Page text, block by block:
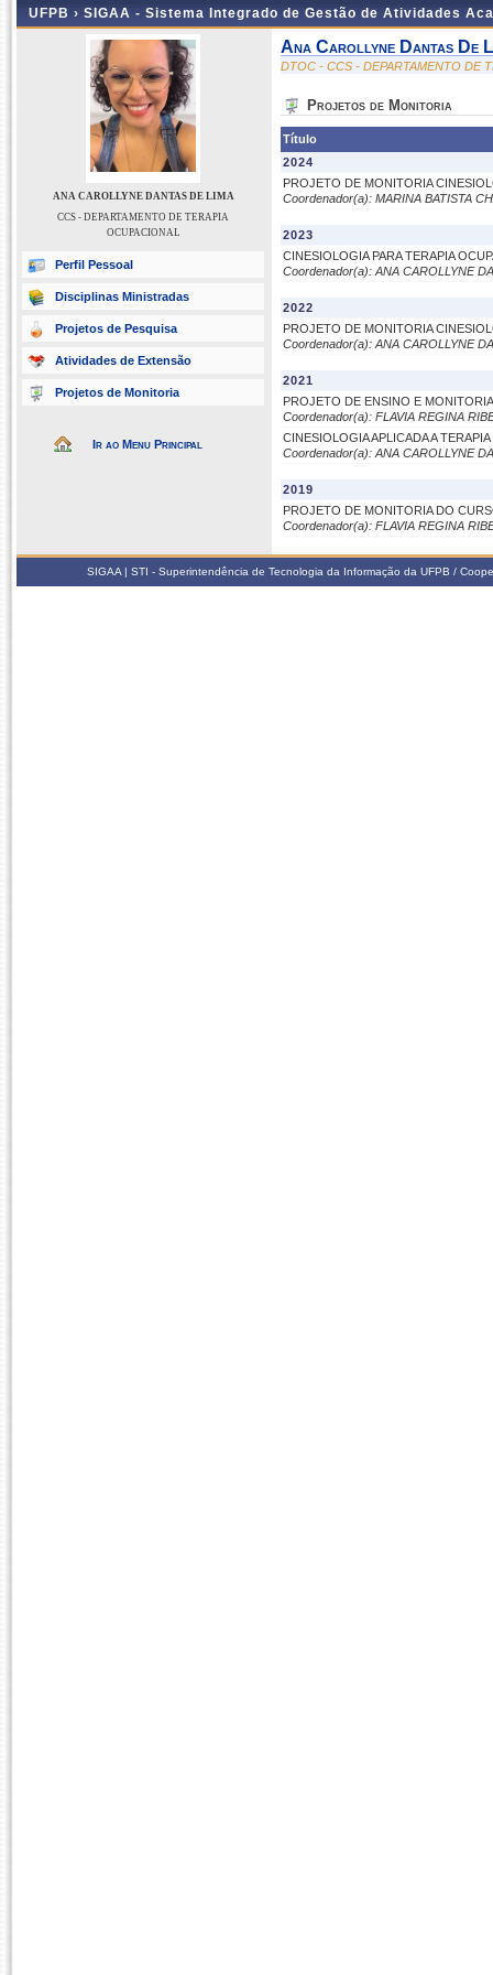
UFPB › SIGAA - Sistema Integrado de Gestão de Atividades
ANA CAROLLYNE DANTAS DE LIMA
CCS - DEPARTAMENTO DE TERAPIA
OCUPACIONAL
Perfil Pessoal
Disciplinas Ministradas
Projetos de Pesquisa
Atividades de Extensão
Projetos de Monitoria
Ir ao Menu Principal
Ana Carollyne Dantas De
DTOC - CCS - DEPARTAMENTO DE
Projetos de Monitoria
Título
2024
PROJETO DE MONITORIA
Coordenador(a): MARINA BATISTA
2023
CINESIOLOGIA PARA TERAPIA
Coordenador(a): ANA CAROLLYNE
2022
PROJETO DE MONITORIA
Coordenador(a): ANA CAROLLYNE
2021
PROJETO DE ENSINO E
Coordenador(a): FLAVIA REGINA
CINESIOLOGIA APLICADA A
Coordenador(a): ANA CAROLLYNE
2019
PROJETO DE MONITORIA DO
Coordenador(a): FLAVIA REGINA
SIGAA | STI - Superintendência de Tecnologia da Informação da UFPB /